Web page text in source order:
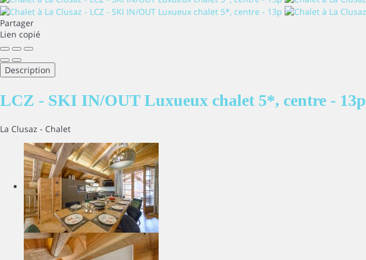
Partager
Lien copié
Description
LCZ - SKI IN/OUT Luxueux chalet 5*, centre - 13p
La Clusaz - Chalet